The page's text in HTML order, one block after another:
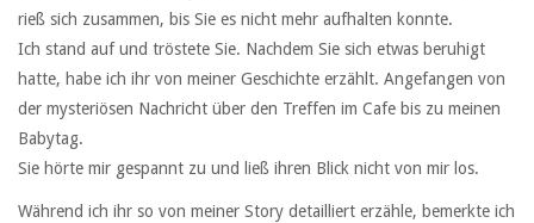
rieß sich zusammen, bis Sie es nicht mehr aufhalten konnte.
Ich stand auf und tröstete Sie. Nachdem Sie sich etwas beruhigt
hatte, habe ich ihr von meiner Geschichte erzählt. Angefangen von
der mysteriösen Nachricht über den Treffen im Cafe bis zu meinen
Babytag.
Sie hörte mir gespannt zu und ließ ihren Blick nicht von mir los.
Während ich ihr so von meiner Story detailliert erzähle, bemerkte ich